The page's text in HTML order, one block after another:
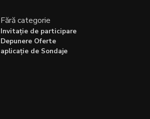
Fără categorie
Invitație de participare
Depunere Oferte
aplicație de Sondaje